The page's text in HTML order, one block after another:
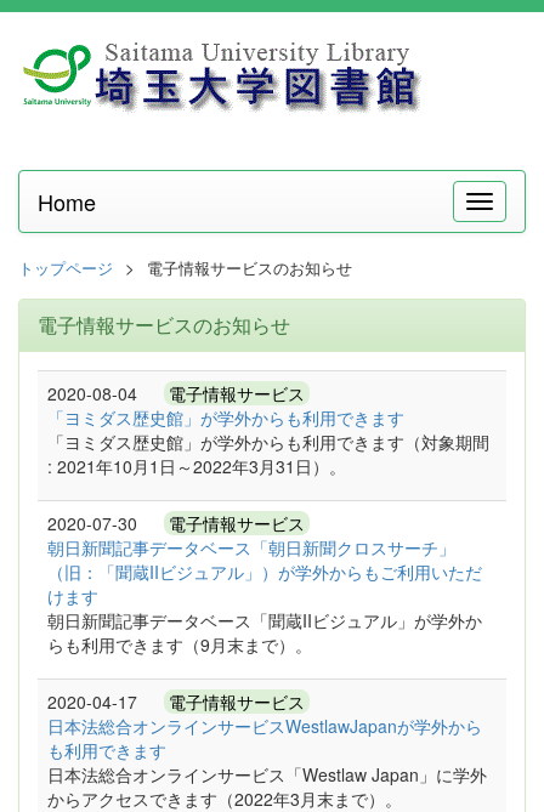
メ
ニ
Home
トップページ 電子情報サービスのお知らせ
電子情報サービスのお知らせ
2020-08-04 電子情報サービス
「ヨミダス歴史館」が学外からも利用できます
「ヨミダス歴史館」が学外からも利用できます（対象期間
: 2021年10月1日～2022年3月31日）。
2020-07-30 電子情報サービス
朝日新聞記事データベース「朝日新聞クロスサーチ」
（旧：「聞蔵IIビジュアル」）が学外からもご利用いただ
けます
朝日新聞記事データベース「聞蔵IIビジュアル」が学外か
らも利用できます（9月末まで）。
2020-04-17 電子情報サービス
日本法総合オンラインサービスWestlawJapanが学外から
も利用できます
日本法総合オンラインサービス「Westlaw Japan」に学外
からアクセスできます（2022年3月末まで）。